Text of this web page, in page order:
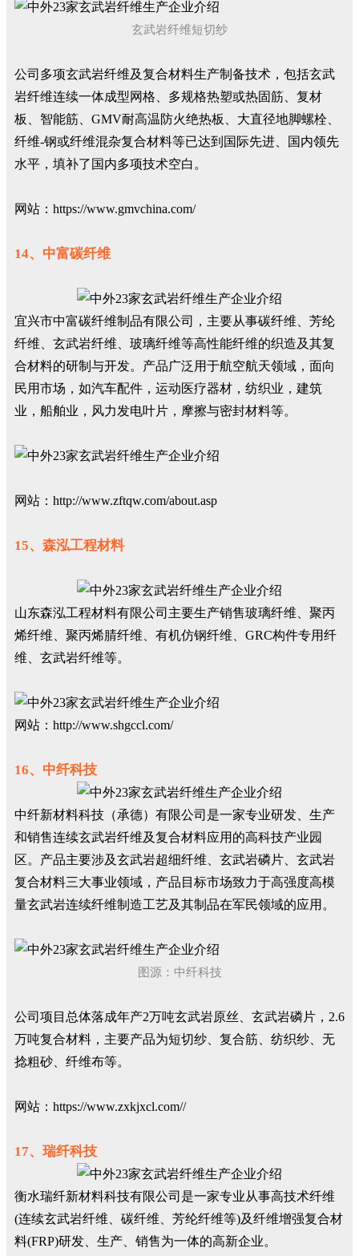
玄武岩纤维短切纱
公司多项玄武岩纤维及复合材料生产制备技术，包括玄武
岩纤维连续一体成型网格、多规格热塑或热固筋、复材
板、智能筋、GMV耐高温防火绝热板、大直径地脚螺栓、
纤维-钢或纤维混杂复合材料等已达到国际先进、国内领先
水平，填补了国内多项技术空白。
网站：https://www.gmvchina.com/
14、中富碳纤维
宜兴市中富碳纤维制品有限公司，主要从事碳纤维、芳纶
纤维、玄武岩纤维、玻璃纤维等高性能纤维的织造及其复
合材料的研制与开发。产品广泛用于航空航天领域，面向
民用市场，如汽车配件，运动医疗器材，纺织业，建筑
业，船舶业，风力发电叶片，摩擦与密封材料等。
网站：http://www.zftqw.com/about.asp
15、森泓工程材料
山东森泓工程材料有限公司主要生产销售玻璃纤维、聚丙
烯纤维、聚丙烯腈纤维、有机仿钢纤维、GRC构件专用纤
维、玄武岩纤维等。
网站：http://www.shgccl.com/
16、中纤科技
中纤新材料科技（承德）有限公司是一家专业研发、生产
和销售连续玄武岩纤维及复合材料应用的高科技产业园
区。产品主要涉及玄武岩超细纤维、玄武岩磷片、玄武岩
复合材料三大事业领域，产品目标市场致力于高强度高模
量玄武岩连续纤维制造工艺及其制品在军民领域的应用。
图源：中纤科技
公司项目总体落成年产2万吨玄武岩原丝、玄武岩磷片，2.6
万吨复合材料，主要产品为短切纱、复合筋、纺织纱、无
捻粗砂、纤维布等。
网站：https://www.zxkjxcl.com//
17、瑞纤科技
衡水瑞纤新材料科技有限公司是一家专业从事高技术纤维
(连续玄武岩纤维、碳纤维、芳纶纤维等)及纤维增强复合材
料(FRP)研发、生产、销售为一体的高新企业。